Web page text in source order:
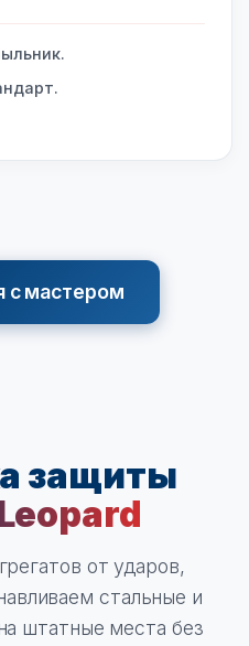
с мастером
защиты
от ударов,
стальные и
штатные места без